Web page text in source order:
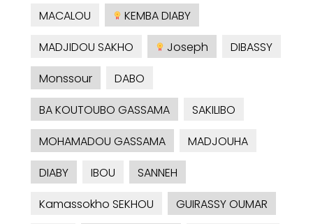
MACALOU
KEMBA DIABY
MADJIDOU SAKHO
Joseph
DIBASSY
Monssour
DABO
BA KOUTOUBO GASSAMA
SAKILIBO
MOHAMADOU GASSAMA
MADJOUHA
DIABY
IBOU
SANNEH
Kamassokho SEKHOU
GUIRASSY OUMAR